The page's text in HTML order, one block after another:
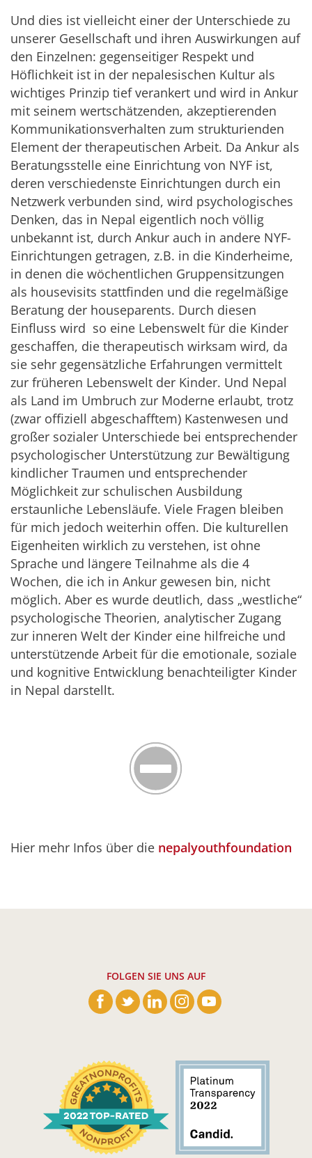
Und dies ist vielleicht einer der Unterschiede zu
unserer Gesellschaft und ihren Auswirkungen auf
den Einzelnen: gegenseitiger Respekt und
Höflichkeit ist in der nepalesischen Kultur als
wichtiges Prinzip tief verankert und wird in Ankur
mit seinem wertschätzenden, akzeptierenden
Kommunikationsverhalten zum strukturienden
Element der therapeutischen Arbeit. Da Ankur als
Beratungsstelle eine Einrichtung von NYF ist,
deren verschiedenste Einrichtungen durch ein
Netzwerk verbunden sind, wird psychologisches
Denken, das in Nepal eigentlich noch völlig
unbekannt ist, durch Ankur auch in andere NYF-
Einrichtungen getragen, z.B. in die Kinderheime,
in denen die wöchentlichen Gruppensitzungen
als housevisits stattfinden und die regelmäßige
Beratung der houseparents. Durch diesen
Einfluss wird so eine Lebenswelt für die Kinder
geschaffen, die therapeutisch wirksam wird, da
sie sehr gegensätzliche Erfahrungen vermittelt
zur früheren Lebenswelt der Kinder. Und Nepal
als Land im Umbruch zur Moderne erlaubt, trotz
(zwar offiziell abgeschafftem) Kastenwesen und
großer sozialer Unterschiede bei entsprechender
psychologischer Unterstützung zur Bewältigung
kindlicher Traumen und entsprechender
Möglichkeit zur schulischen Ausbildung
erstaunliche Lebensläufe. Viele Fragen bleiben
für mich jedoch weiterhin offen. Die kulturellen
Eigenheiten wirklich zu verstehen, ist ohne
Sprache und längere Teilnahme als die 4
Wochen, die ich in Ankur gewesen bin, nicht
möglich. Aber es wurde deutlich, dass „westliche“
psychologische Theorien, analytischer Zugang
zur inneren Welt der Kinder eine hilfreiche und
unterstützende Arbeit für die emotionale, soziale
und kognitive Entwicklung benachteiligter Kinder
in Nepal darstellt.
Hier mehr Infos über die nepalyouthfoundation
FOLGEN SIE UNS AUF